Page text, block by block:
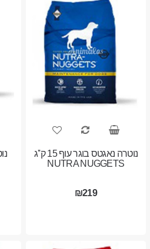
נוטרה נאגטס בוגר עוף 15 ק''ג
NUTRA NUGGETS
₪219